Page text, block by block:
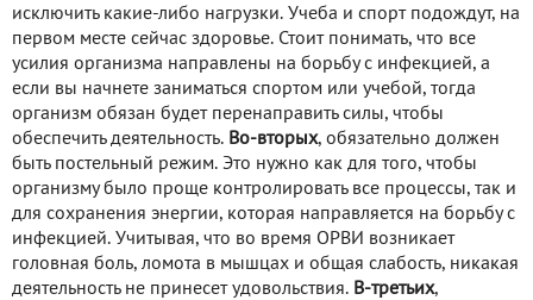
исключить какие-либо нагрузки. Учеба и спорт подождут, на
первом месте сейчас здоровье. Стоит понимать, что все
усилия организма направлены на борьбу с инфекцией, а
если вы начнете заниматься спортом или учебой, тогда
организм обязан будет перенаправить силы, чтобы
обеспечить деятельность. Во-вторых, обязательно должен
быть постельный режим. Это нужно как для того, чтобы
организму было проще контролировать все процессы, так и
для сохранения энергии, которая направляется на борьбу с
инфекцией. Учитывая, что во время ОРВИ возникает
головная боль, ломота в мышцах и общая слабость, никакая
деятельность не принесет удовольствия. В-третьих,